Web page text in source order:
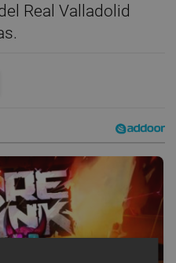
Real Valladolid